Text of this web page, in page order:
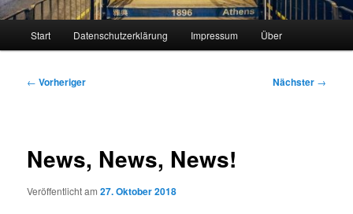
Start Datenschutzerklärung Impressum Über
Beitragsnavigation
← Vorheriger Nächster →
News, News, News!
Veröffentlicht am27. Oktober 2018